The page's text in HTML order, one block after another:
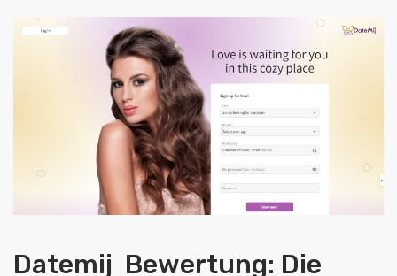
Datemij Bewertung: Die